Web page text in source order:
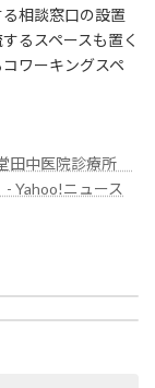
相談窓口の設置
るスペースも置く
ワーキングスペ
田中医院診療所
Yahoo!ニュース
継続